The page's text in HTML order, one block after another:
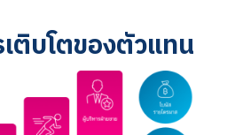
ติบโตของตัวแทน